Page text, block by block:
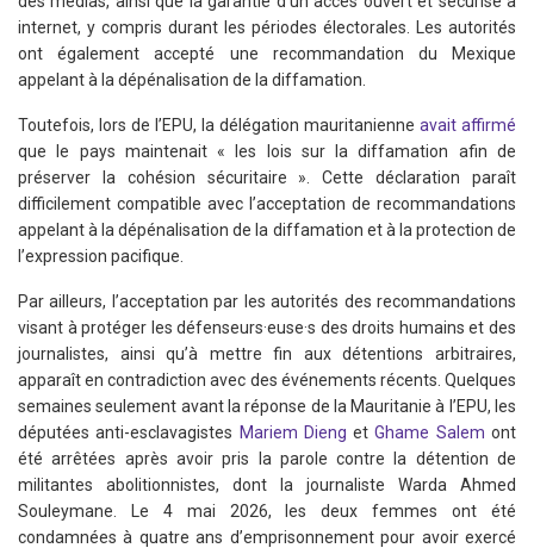
internet, y compris durant les périodes électorales. Les autorités
ont également accepté une recommandation du Mexique
appelant à la dépénalisation de la diffamation.
Toutefois, lors de l’EPU, la délégation mauritanienne avait affirmé
que le pays maintenait « les lois sur la diffamation afin de
préserver la cohésion sécuritaire ». Cette déclaration paraît
difficilement compatible avec l’acceptation de recommandations
appelant à la dépénalisation de la diffamation et à la protection de
l’expression pacifique.
Par ailleurs, l’acceptation par les autorités des recommandations
visant à protéger les défenseurs·euse·s des droits humains et des
journalistes, ainsi qu’à mettre fin aux détentions arbitraires,
apparaît en contradiction avec des événements récents. Quelques
semaines seulement avant la réponse de la Mauritanie à l’EPU, les
députées anti-esclavagistes Mariem Dieng etGhame Salem ont
été arrêtées après avoir pris la parole contre la détention de
militantes abolitionnistes, dont la journaliste Warda Ahmed
Souleymane. Le 4 mai 2026, les deux femmes ont été
condamnées à quatre ans d’emprisonnement pour avoir exercé